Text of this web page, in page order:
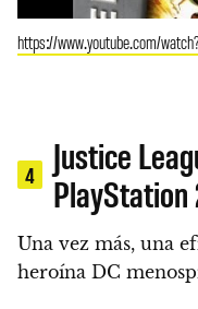
https://www.youtube.com/
4
Justice
PlayStation
Una vez más, una
heroína DC